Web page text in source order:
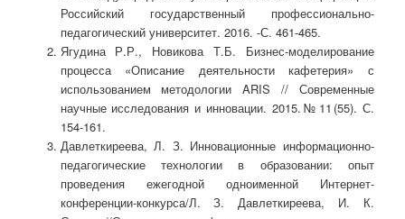
Российский государственный профессионально-
педагогический университет. 2016. -С. 461-465.
Ягудина Р.Р., Новикова Т.Б. Бизнес-моделирование
процесса «Описание деятельности кафетерия» с
использованием методологии ARIS // Современные
научные исследования и инновации. 2015. № 11 (55). С.
154-161.
Давлеткиреева, Л. З. Инновационные информационно-
педагогические технологии в образовании: опыт
проведения ежегодной одноименной Интернет-
конференции-конкурса/Л. З. Давлеткиреева, И. К.